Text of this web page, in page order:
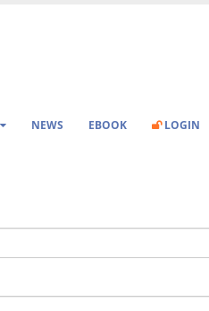
NEWS EBOOK LOGIN